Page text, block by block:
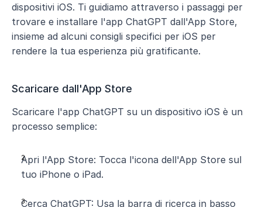
dispositivi iOS. Ti guidiamo attraverso i passaggi per
trovare e installare l'app ChatGPT dall'App Store,
insieme ad alcuni consigli specifici per iOS per
rendere la tua esperienza più gratificante.
Scaricare dall'App Store
Scaricare l'app ChatGPT su un dispositivo iOS è un
processo semplice:
Apri l'App Store: Tocca l'icona dell'App Store sul
tuo iPhone o iPad.
Cerca ChatGPT: Usa la barra di ricerca in basso